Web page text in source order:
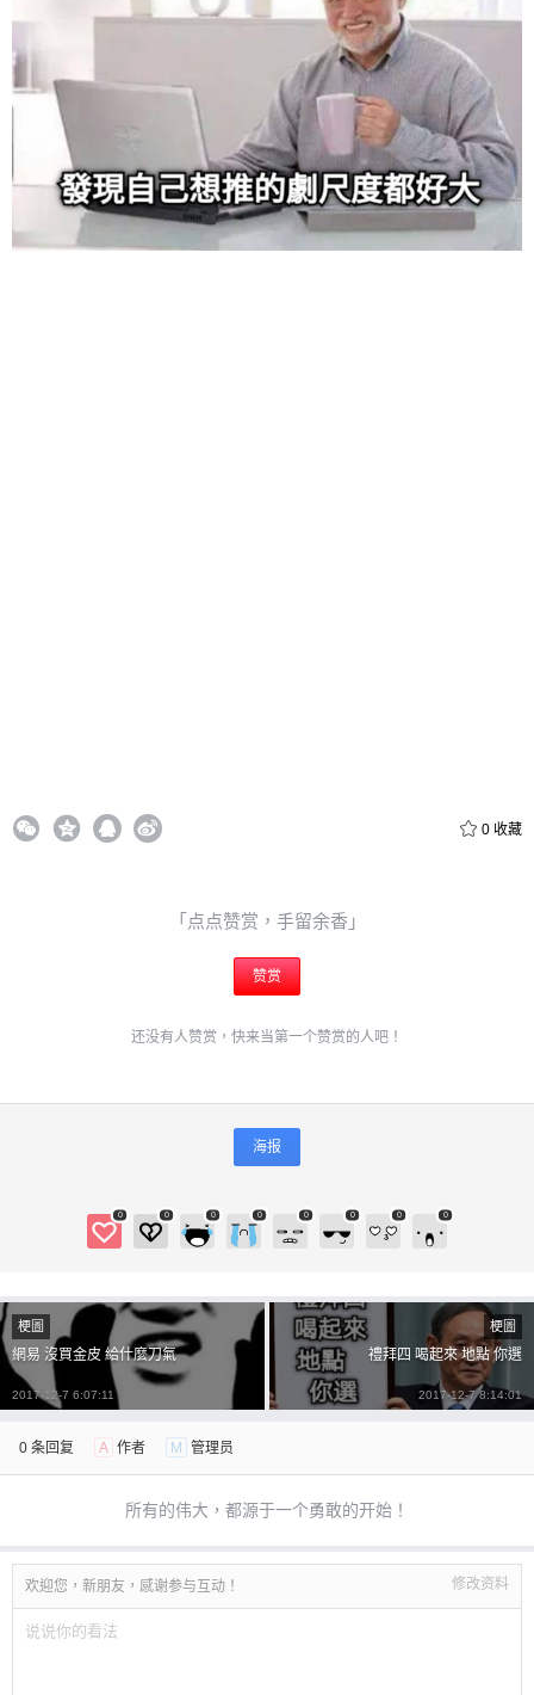
0 收藏
「点点赞赏，手留余香」
赞赏
还没有人赞赏，快来当第一个赞赏的人吧！
海报
0 0 0 0 0 0 0 0
自定义
¥
梗圖
網易 沒買金皮 給什麼刀氣
2017-12-7 6:07:11
梗圖
禮拜四 喝起來 地點 你選
2017-12-7 8:14:01
0 条回复 A 作者 M 管理员
所有的伟大，都源于一个勇敢的开始！
欢迎您，新朋友，感谢参与互动！ 修改资料
您没有权限发布内容，请购买会员或者提升权限。
6位以上
6位以上